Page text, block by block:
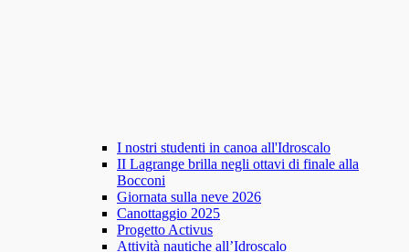
I nostri studenti in canoa all'Idroscalo
II Lagrange brilla negli ottavi di finale alla
Bocconi
Giornata sulla neve 2026
Canottaggio 2025
Progetto Activus
Attività nautiche all’Idroscalo